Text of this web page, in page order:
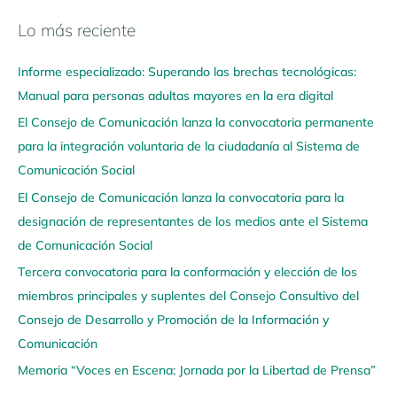
Lo más reciente
Informe especializado: Superando las brechas tecnológicas:
Manual para personas adultas mayores en la era digital
El Consejo de Comunicación lanza la convocatoria permanente
para la integración voluntaria de la ciudadanía al Sistema de
Comunicación Social
El Consejo de Comunicación lanza la convocatoria para la
designación de representantes de los medios ante el Sistema
de Comunicación Social
Tercera convocatoria para la conformación y elección de los
miembros principales y suplentes del Consejo Consultivo del
Consejo de Desarrollo y Promoción de la Información y
Comunicación
Memoria “Voces en Escena: Jornada por la Libertad de Prensa”
N
v
e
g
a
a
q
u
í